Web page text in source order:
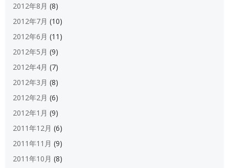
2012年8月 (8)
2012年7月 (10)
2012年6月 (11)
2012年5月 (9)
2012年4月 (7)
2012年3月 (8)
2012年2月 (6)
2012年1月 (9)
2011年12月 (6)
2011年11月 (9)
2011年10月 (8)